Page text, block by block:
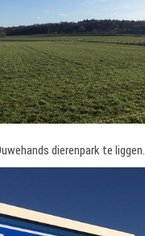
dierenpark te liggen.